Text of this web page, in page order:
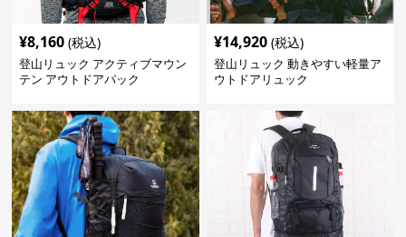
¥8,160 (税込)
登山リュック アクティブマウン
テン アウトドアパック
¥14,920 (税込)
登山リュック 動きやすい軽量ア
ウトドアリュック